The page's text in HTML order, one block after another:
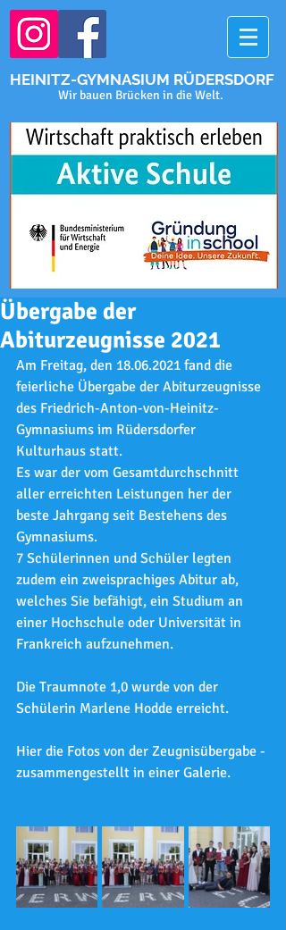
HEINITZ-GYMNASIUM RÜDERSDORF
Wir bauen Brücken in die Welt.
Übergabe der
Abiturzeugnisse 2021
Am Freitag, den 18.06.2021 fand die
feierliche Übergabe der Abiturzeugnisse
des Friedrich-Anton-von-Heinitz-
Gymnasiums im Rüdersdorfer
Kulturhaus statt.
Es war der vom Gesamtdurchschnitt
aller erreichten Leistungen her der
beste Jahrgang seit Bestehens des
Gymnasiums.
7 Schülerinnen und Schüler legten
zudem ein zweisprachiges Abitur ab,
welches Sie befähigt, ein Studium an
einer Hochschule oder Universität in
Frankreich aufzunehmen.
Die Traumnote 1,0 wurde von der
Schülerin Marlene Hodde erreicht.
Hier die Fotos von der Zeugnisübergabe -
zusammengestellt in einer Galerie.